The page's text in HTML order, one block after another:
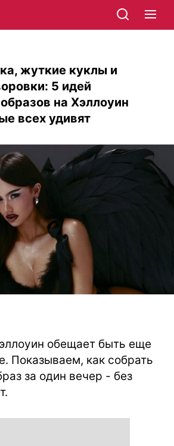
жуткие куклы и
5 идей
на Хэллоуин
всех удивят
обещает быть еще
Показываем, как собрать
за один вечер - без